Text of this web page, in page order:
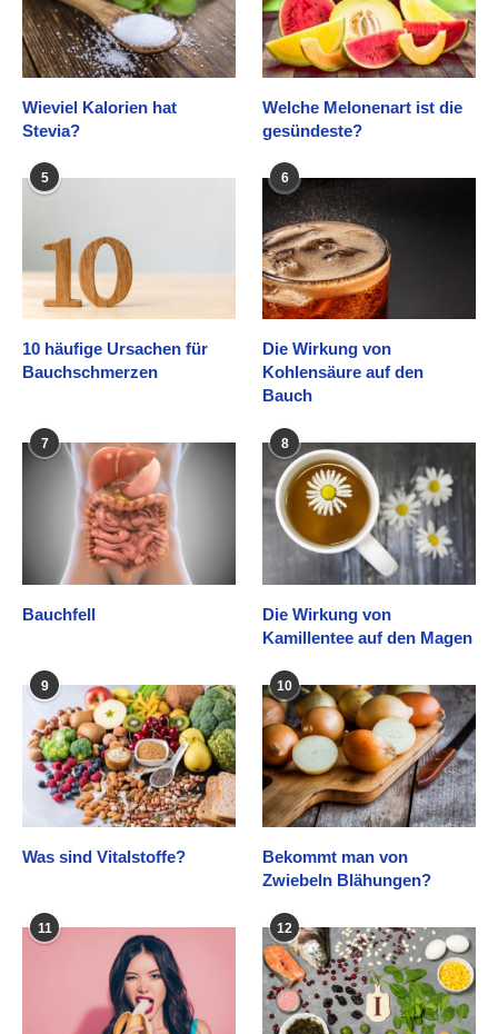
Wieviel Kalorien hat
Stevia?
Welche Melonenart ist die
gesündeste?
5
10 häufige Ursachen für
Bauchschmerzen
6
Die Wirkung von
Kohlensäure auf den
Bauch
7
Bauchfell
8
Die Wirkung von
Kamillentee auf den Magen
9
Was sind Vitalstoffe?
10
Bekommt man von
Zwiebeln Blähungen?
11 12